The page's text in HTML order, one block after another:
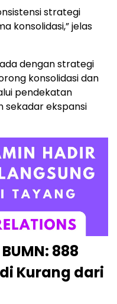
strategi
konsolidasi,” jelas
dengan strategi
konsolidasi dan
pendekatan
sekadar ekspansi
888
Kurang dari